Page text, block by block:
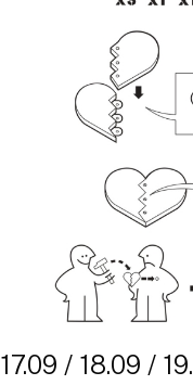
17.09 / 18.09 /